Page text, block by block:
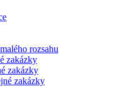
rozsahu
zakázky
zakázky
zakázky